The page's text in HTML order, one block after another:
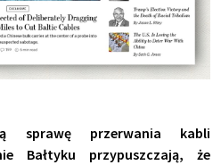
sprawę przerwania kabli
Bałtyku przypuszczają, że